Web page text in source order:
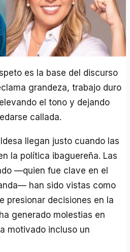
es la base del discurso
grandeza, trabajo duro
el tono y dejando
callada.
llegan justo cuando las
la política ibaguereña. Las
—quien fue clave en el
han sido vistas como
presionar decisiones en la
generado molestias en
motivado incluso un